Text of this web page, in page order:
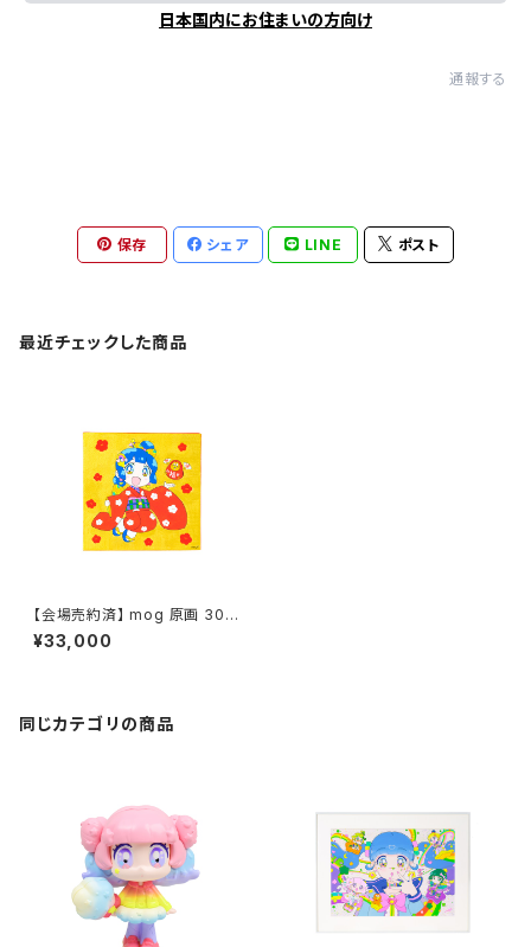
日本国内にお住まいの方向け
通報する
保存 シェア LINE ポスト
最近チェックした商品
【会場売約済】 mog 原画 30
「January」
¥33,000
同じカテゴリの商品